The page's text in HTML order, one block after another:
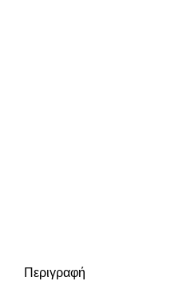
Περιγραφή